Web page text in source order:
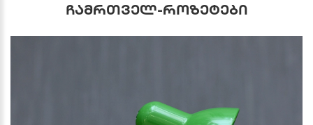
ჩამრთველ-როზეტები